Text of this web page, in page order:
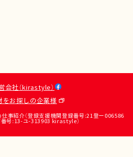
会社（kirastyle）
をお探しの企業様
事紹介（登録支援機関登録番号:21登ー006586
号:13-ユ-313903 kirastyle）